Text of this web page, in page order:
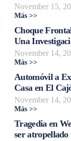
November 15,
Más >>
Choque
Una
November 14,
Más >>
Automóvil a
Casa en El
November 14,
Más >>
Tragedia en
ser atropellado